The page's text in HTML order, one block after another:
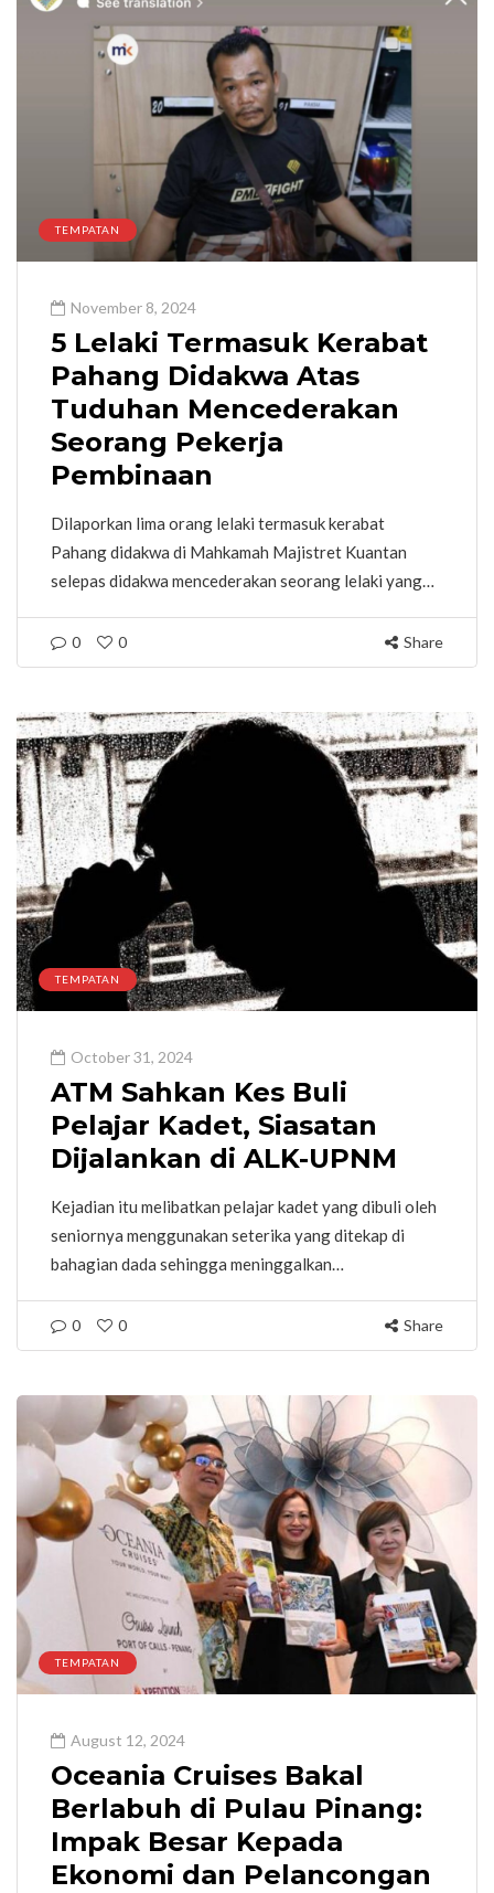
TEMPATAN
November 8, 2024
5 Lelaki Termasuk Kerabat
Pahang Didakwa Atas
Tuduhan Mencederakan
Seorang Pekerja
Pembinaan
Dilaporkan lima orang lelaki termasuk kerabat
Pahang didakwa di Mahkamah Majistret Kuantan
selepas didakwa mencederakan seorang lelaki yang…
0 0 Share
TEMPATAN
October 31, 2024
ATM Sahkan Kes Buli
Pelajar Kadet, Siasatan
Dijalankan di ALK-UPNM
Kejadian itu melibatkan pelajar kadet yang dibuli oleh
seniornya menggunakan seterika yang ditekap di
bahagian dada sehingga meninggalkan…
0 0 Share
TEMPATAN
August 12, 2024
Oceania Cruises Bakal
Berlabuh di Pulau Pinang:
Impak Besar Kepada
Ekonomi dan Pelancongan